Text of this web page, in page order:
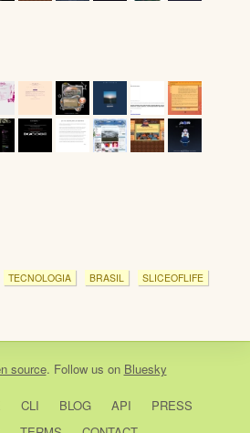
TECNOLOGIA BRASIL SLICEOFLIFE
source. Follow us on Bluesky
CLI BLOG API
PRESS